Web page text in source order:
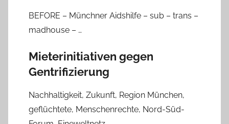
BEFORE – Münchner Aidshilfe – sub – trans –
madhouse – …
Mieterinitiativen gegen
Gentrifizierung
Nachhaltigkeit, Zukunft, Region München,
geflüchtete, Menschenrechte, Nord-Süd-